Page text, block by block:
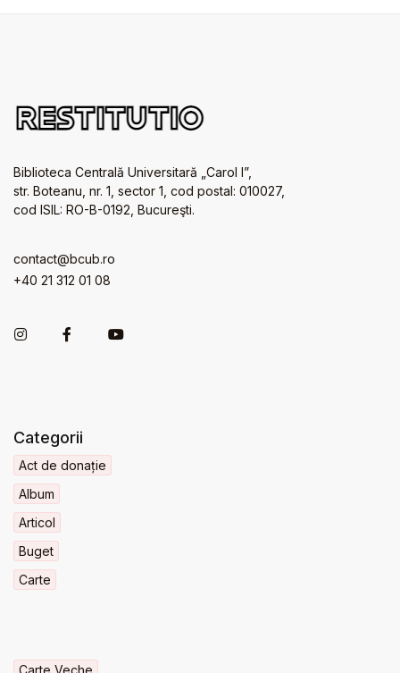
Biblioteca Centrală Universitară „Carol I”,
str. Boteanu, nr. 1, sector 1, cod postal: 010027,
cod ISIL: RO-B-0192, Bucureşti.
contact@bcub.ro
+40 21 312 01 08
Categorii
Act de donație
Album
Articol
Buget
Carte
Carte Veche